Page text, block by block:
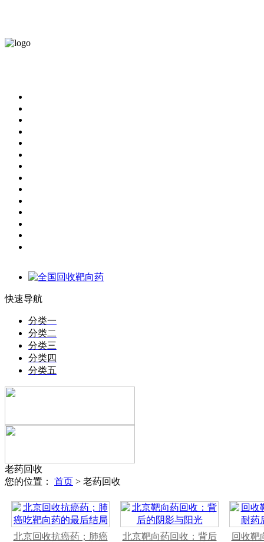
快速导航
分类一
分类二
分类三
分类四
分类五
老药回收
您的位置： 首页 > 老药回收
北京回收抗癌药；肺癌
北京靶向药回收：背后
回收靶